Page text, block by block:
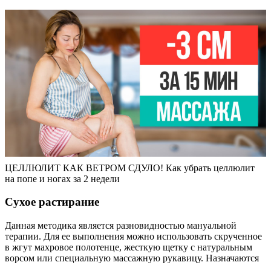
ЦЕЛЛЮЛИТ КАК ВЕТРОМ СДУЛО! Как убрать целлюлит
на попе и ногах за 2 недели
Сухое растирание
Данная методика является разновидностью мануальной
терапии. Для ее выполнения можно использовать скрученное
в жгут махровое полотенце, жесткую щетку с натуральным
ворсом или специальную массажную рукавицу. Назначаются